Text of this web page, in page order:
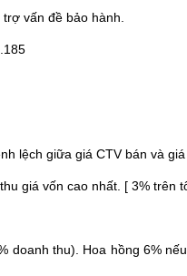
vấn đề bảo hành.
lệch giữa giá CTV bán và giá
giá vốn cao nhất. [ 3% trên
doanh thu). Hoa hồng 6%